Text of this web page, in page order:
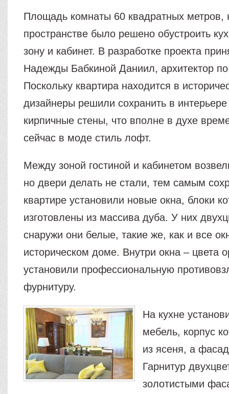
Площадь комнаты 60 квадратных метров,
пространстве было решено обустроить
зону и кабинет. В разработке проекта
Надежды Бабкиной Даниил, архитектор
Поскольку квартира находится в
дизайнеры решили сохранить в
кирпичные стены, что вполне в духе
сейчас в моде стиль лофт.
Между зоной гостиной и кабинетом
но двери делать не стали, тем самым
квартире установили новые окна, блоки
изготовлены из массива дуба. У них
снаружи они белые, такие же, как и все
историческом доме. Внутри окна – цвета
установили профессиональную
фурнитуру.
На кухне
мебель, корпус
из ясеня, а
Гарнитур
золотистыми